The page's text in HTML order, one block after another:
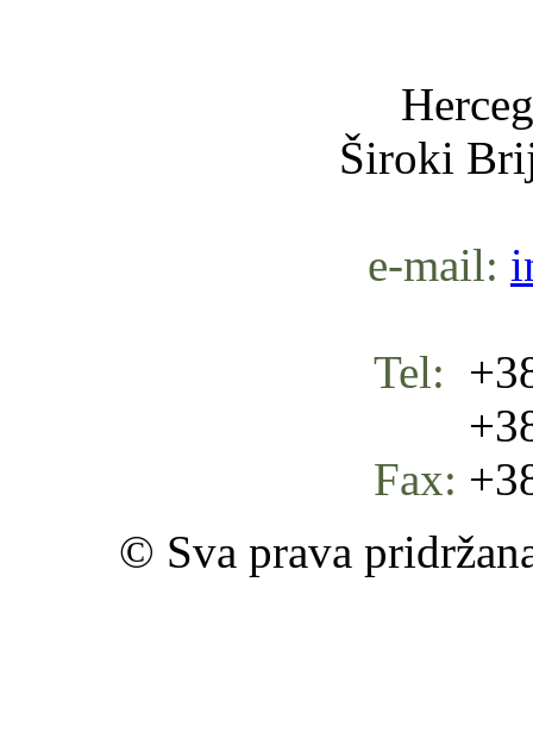
Široki
e-mail:
Tel:
+387
Fax:
© Sva prava